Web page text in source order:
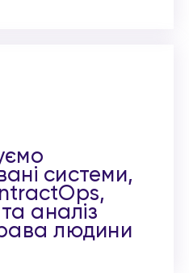
системи,
аналіз
людини